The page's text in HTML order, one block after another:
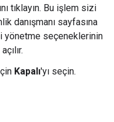
tıklayın. Bu işlem sizi
danışmanı sayfasına
yönetme seçeneklerinin
Kapalı'yı seçin.